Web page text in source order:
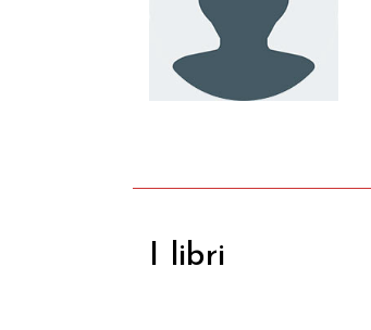
I libri